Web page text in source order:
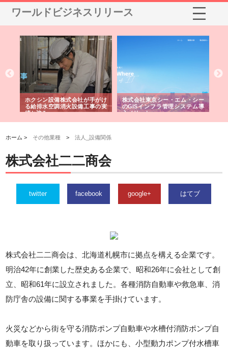
ワールドビジネスリリース
ホクシン設備株式会社が手がけ
る給排水空調消火設備工事の実
績と強み
株式会社東京シー・エム・シー
のGISインフラ管理システム導
入メリット
ホーム > その他業種 >法人_設備関係
株式会社二二商会
twitter facebook google+ はてブ
株式会社二二商会は、北海道札幌市に拠点を構える企業です。
明治42年に創業した歴史ある企業で、昭和26年に会社として創
立、昭和61年に設立されました。各種消防自動車や救急車、消
防庁舎の設備に関する事業を手掛けています。
火災などから街を守る消防ポンプ自動車や水槽付消防ポンプ自
動車を取り扱っています。ほかにも、小型動力ポンプ付水槽車